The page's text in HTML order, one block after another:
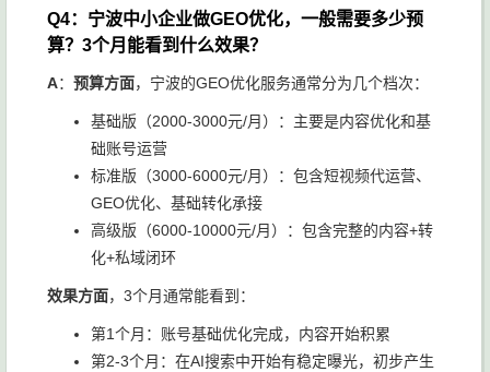
Q4：宁波中小企业做GEO优化，一般需要多少预
算？3个月能看到什么效果？
A： 预算方面，宁波的GEO优化服务通常分为几个档次：
基础版（2000-3000元/月）：主要是内容优化和基
础账号运营
标准版（3000-6000元/月）：包含短视频代运营、
GEO优化、基础转化承接
高级版（6000-10000元/月）：包含完整的内容+转
化+私域闭环
效果方面，3个月通常能看到：
第1个月：账号基础优化完成，内容开始积累
第2-3个月：在AI搜索中开始有稳定曝光，初步产生